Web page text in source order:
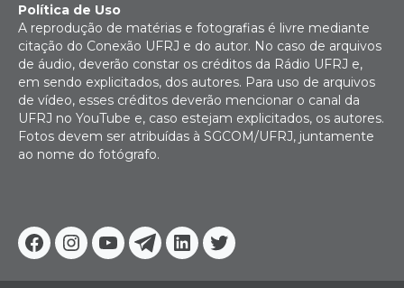
Facebook
Instagram
YoutubeTelegram
Linkedin
Twitter
Política de Uso
A reprodução de matérias e fotografias é livre mediante
citação do Conexão UFRJ e do autor. No caso de arquivos
de áudio, deverão constar os créditos da Rádio UFRJ e,
em sendo explicitados, dos autores. Para uso de arquivos
de vídeo, esses créditos deverão mencionar o canal da
UFRJ no YouTube e, caso estejam explicitados, os autores.
Fotos devem ser atribuídas à SGCOM/UFRJ, juntamente
ao nome do fotógrafo.